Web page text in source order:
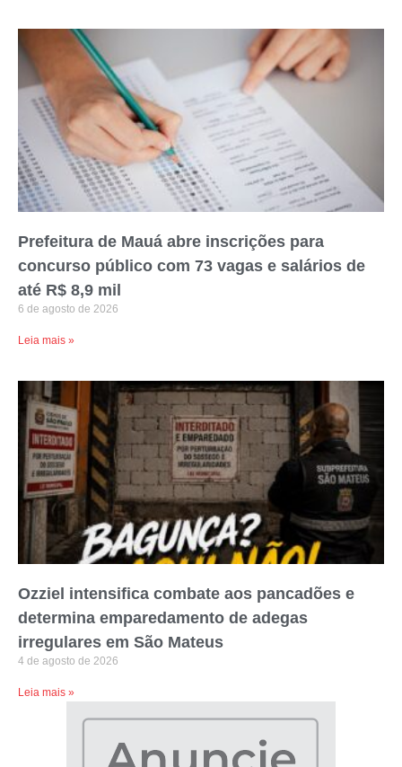
Prefeitura de Mauá abre inscrições para
concurso público com 73 vagas e salários de
até R$ 8,9 mil
6 de agosto de 2026
Leia mais »
Ozziel intensifica combate aos pancadões e
determina emparedamento de adegas
irregulares em São Mateus
4 de agosto de 2026
Leia mais »